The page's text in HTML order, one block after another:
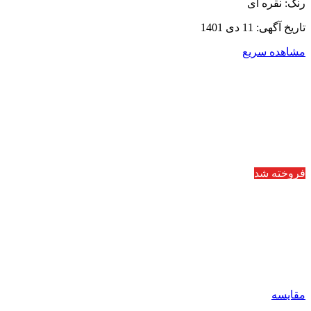
رنگ: نقره ای
تاریخ آگهی: 11 دی 1401
مشاهده سریع
فروخته شد
مقایسه